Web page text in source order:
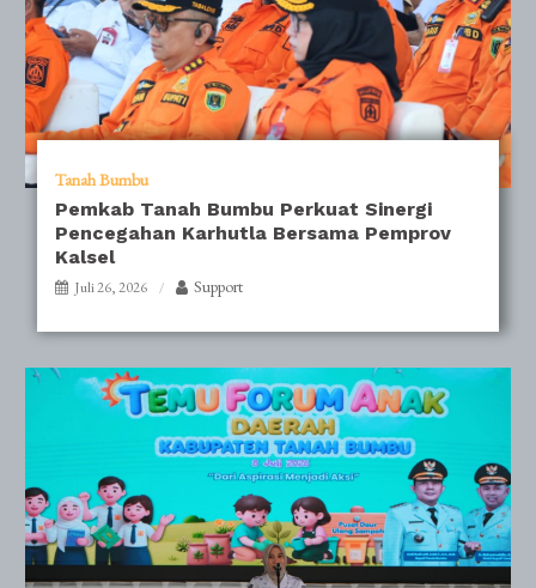
Tanah Bumbu
Pemkab Tanah Bumbu Perkuat Sinergi
Pencegahan Karhutla Bersama Pemprov
Kalsel
Juli 26, 2026 Support